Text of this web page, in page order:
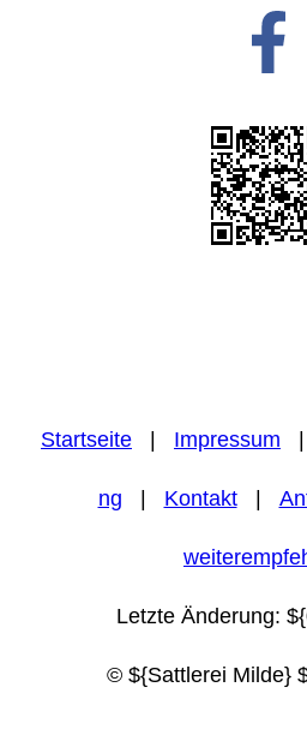
Startseite Impressum
ng Kontakt
Letzte Änderung:
© ${Sattlerei Milde}